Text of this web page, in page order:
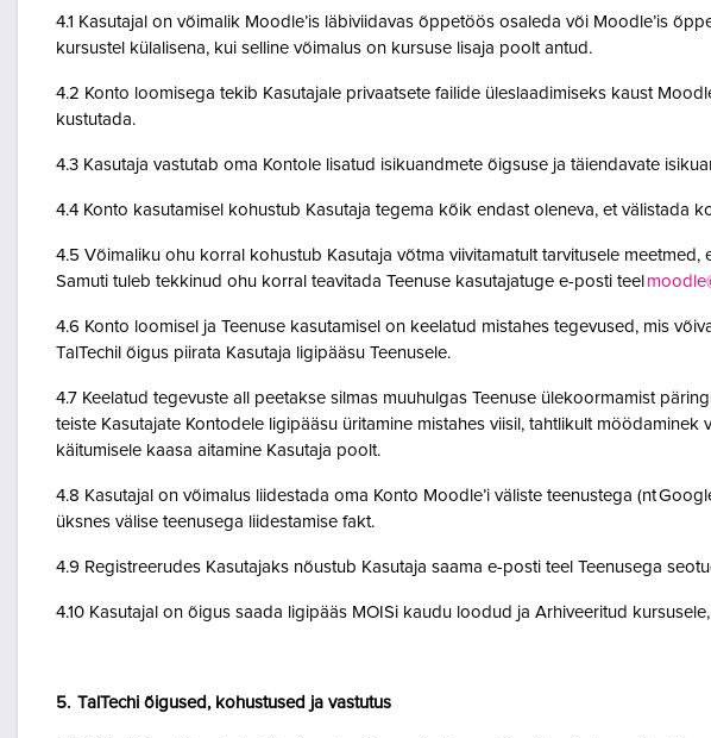
4.1 Kasutajal on võimalik Moodle’is läbiviidavas õppetöös osaleda või Moodle’is
kursustel külalisena, kui selline võimalus on kursuse lisaja poolt antud.
4.2 Konto loomisega tekib Kasutajale privaatsete failide üleslaadimiseks kaust
kustutada.
4.3 Kasutaja vastutab oma Kontole lisatud isikuandmete õigsuse ja täiendavate
4.4 Konto kasutamisel kohustub Kasutaja tegema kõik endast oleneva, et välistada
4.5 Võimaliku ohu korral kohustub Kasutaja võtma viivitamatult tarvitusele
Samuti tuleb tekkinud ohu korral teavitada Teenuse kasutajatuge e-posti teel
4.6 Konto loomisel ja Teenuse kasutamisel on keelatud mistahes tegevused, mis
TalTechil õigus piirata Kasutaja ligipääsu Teenusele.
4.7 Keelatud tegevuste all peetakse silmas muuhulgas Teenuse ülekoormamist
teiste Kasutajate Kontodele ligipääsu üritamine mistahes viisil, tahtlikult
käitumisele kaasa aitamine Kasutaja poolt.
4.8 Kasutajal on võimalus liidestada oma Konto Moodle’i väliste teenustega (nt
üksnes välise teenusega liidestamise fakt.
4.9 Registreerudes Kasutajaks nõustub Kasutaja saama e-posti teel Teenusega
4.10 Kasutajal on õigus saada ligipääs MOISi kaudu loodud ja Arhiveeritud
5. TalTechi õigused, kohustused ja vastutus